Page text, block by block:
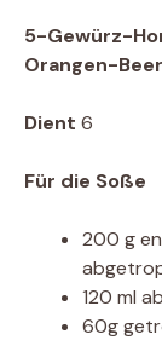
5-Gewürz-
Orangen-
Dient 6
Für die Soße
200 g
120 ml
60g